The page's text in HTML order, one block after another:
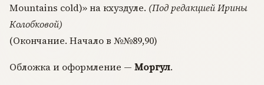
Mountains cold)» на кхуздуле. (Под редакцией Ирины
Колобковой)
(Окончание. Начало в №№89,90)
Обложка и оформление — Моргул.